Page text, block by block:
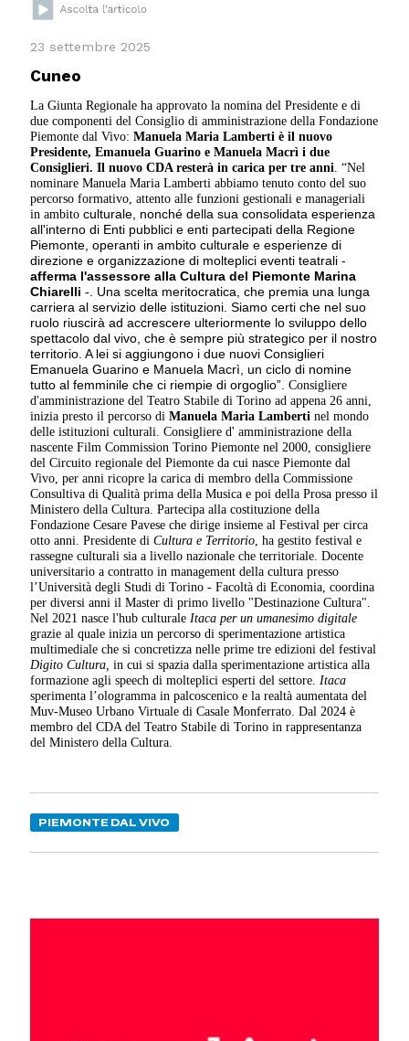
23 settembre 2025
Cuneo
La Giunta Regionale ha approvato la nomina del Presidente e di
due componenti del Consiglio di amministrazione della Fondazione
Piemonte dal Vivo: Manuela Maria Lamberti è il nuovo
Presidente, Emanuela Guarino e Manuela Macrì i due
Consiglieri. Il nuovo CDA resterà in carica per tre anni . “Nel
nominare Manuela Maria Lamberti abbiamo tenuto conto del suo
percorso formativo, attento alle funzioni gestionali e manageriali
in ambitoculturale, nonché della sua consolidata esperienza
all'interno di Enti pubblici e enti partecipati della Regione
Piemonte, operanti in ambito culturale e esperienze di
direzione e organizzazione di molteplici eventi teatrali -
afferma l'assessore alla Cultura del Piemonte Marina
Chiarelli -. Una scelta meritocratica, che premia una lunga
carriera al servizio delle istituzioni. Siamo certi che nel suo
ruolo riuscirà ad accrescere ulteriormente lo sviluppo dello
spettacolo dal vivo, che è sempre più strategico per il nostro
territorio. A lei si aggiungono i due nuovi Consiglieri
Emanuela Guarino e Manuela Macrì, un ciclo di nomine
tutto al femminile che ci riempie di orgoglio”. Consigliere
d'amministrazione del Teatro Stabile di Torino ad appena 26 anni,
inizia presto il percorso di Manuela Maria Lamberti nel mondo
delle istituzioni culturali. Consigliere d' amministrazione della
nascente Film Commission Torino Piemonte nel 2000, consigliere
del Circuito regionale del Piemonte da cui nasce Piemonte dal
Vivo, per anni ricopre la carica di membro della Commissione
Consultiva di Qualità prima della Musica e poi della Prosa presso il
Ministero della Cultura. Partecipa alla costituzione della
Fondazione Cesare Pavese che dirige insieme al Festival per circa
otto anni. Presidente diCultura e Territorio , ha gestito festival e
rassegne culturali sia a livello nazionale che territoriale. Docente
universitario a contratto in management della cultura presso
l’Università degli Studi di Torino - Facoltà di Economia, coordina
per diversi anni il Master di primo livello "Destinazione Cultura".
Nel 2021 nasce l'hub culturale Itaca per un umanesimo digitale
grazie al quale inizia un percorso di sperimentazione artistica
multimediale che si concretizza nelle prime tre edizioni del festival
Digito Cultura, in cui si spazia dalla sperimentazione artistica alla
formazione agli speech di molteplici esperti del settore. Itaca
sperimenta l’ologramma in palcoscenico e la realtà aumentata del
Muv-Museo Urbano Virtuale di Casale Monferrato. Dal 2024 è
membro del CDA del Teatro Stabile di Torino in rappresentanza
del Ministero della Cultura.
PIEMONTE DAL VIVO